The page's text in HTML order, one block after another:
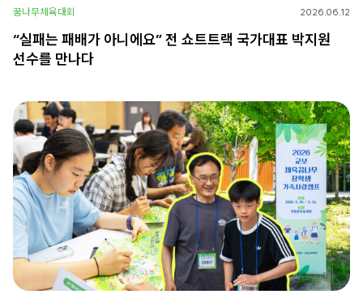
꿈나무체육대회 2026.06.12
“실패는 패배가 아니에요” 전 쇼트트랙 국가대표 박지원
선수를 만나다